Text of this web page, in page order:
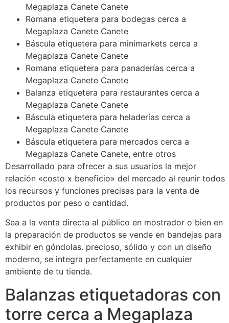
Megaplaza Canete Canete
Romana etiquetera para bodegas cerca a
Megaplaza Canete Canete
Báscula etiquetera para minimarkets cerca a
Megaplaza Canete Canete
Romana etiquetera para panaderías cerca a
Megaplaza Canete Canete
Balanza etiquetera para restaurantes cerca a
Megaplaza Canete Canete
Báscula etiquetera para heladerías cerca a
Megaplaza Canete Canete
Báscula etiquetera para mercados cerca a
Megaplaza Canete Canete, entre otros
Desarrollado para ofrecer a sus usuarios la mejor
relación «costo x beneficio» del mercado al reunir todos
los recursos y funciones precisas para la venta de
productos por peso o cantidad.
Sea a la venta directa al público en mostrador o bien en
la preparación de productos se vende en bandejas para
exhibir en góndolas. precioso, sólido y con un diseño
moderno, se integra perfectamente en cualquier
ambiente de tu tienda.
Balanzas etiquetadoras con
torre cerca a Megaplaza